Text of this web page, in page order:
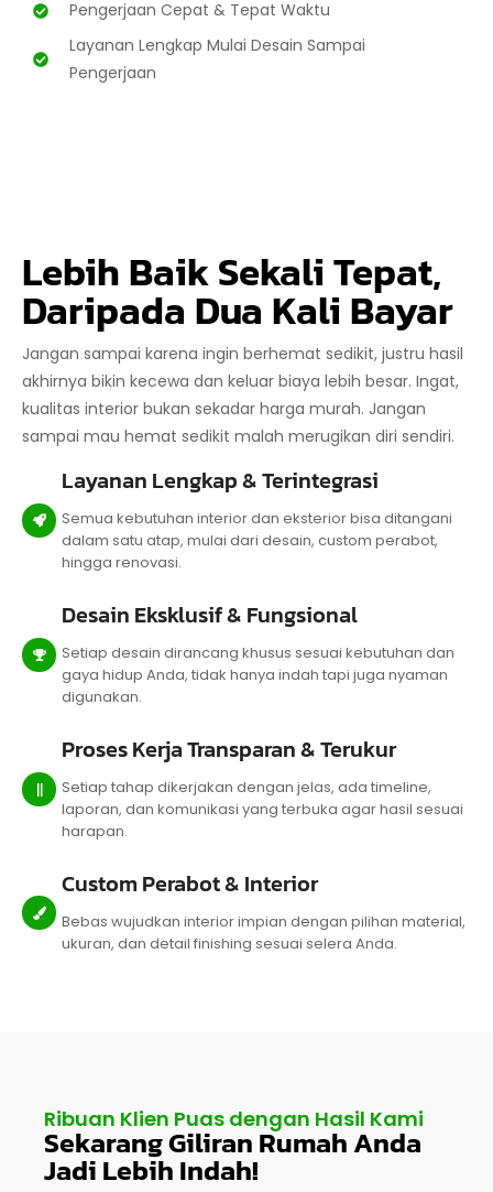
Pengerjaan Cepat & Tepat Waktu
Layanan Lengkap Mulai Desain Sampai
Pengerjaan
Lebih Baik Sekali Tepat,
Daripada Dua Kali Bayar
Jangan sampai karena ingin berhemat sedikit, justru hasil
akhirnya bikin kecewa dan keluar biaya lebih besar. Ingat,
kualitas interior bukan sekadar harga murah. Jangan
sampai mau hemat sedikit malah merugikan diri sendiri.
Layanan Lengkap & Terintegrasi
Semua kebutuhan interior dan eksterior bisa ditangani
dalam satu atap, mulai dari desain, custom perabot,
hingga renovasi.
Desain Eksklusif & Fungsional
Setiap desain dirancang khusus sesuai kebutuhan dan
gaya hidup Anda, tidak hanya indah tapi juga nyaman
digunakan.
Proses Kerja Transparan & Terukur
Setiap tahap dikerjakan dengan jelas, ada timeline,
laporan, dan komunikasi yang terbuka agar hasil sesuai
harapan.
Custom Perabot & Interior
Bebas wujudkan interior impian dengan pilihan material,
ukuran, dan detail finishing sesuai selera Anda.
Ribuan Klien Puas dengan Hasil Kami
Sekarang Giliran Rumah Anda
Jadi Lebih Indah!